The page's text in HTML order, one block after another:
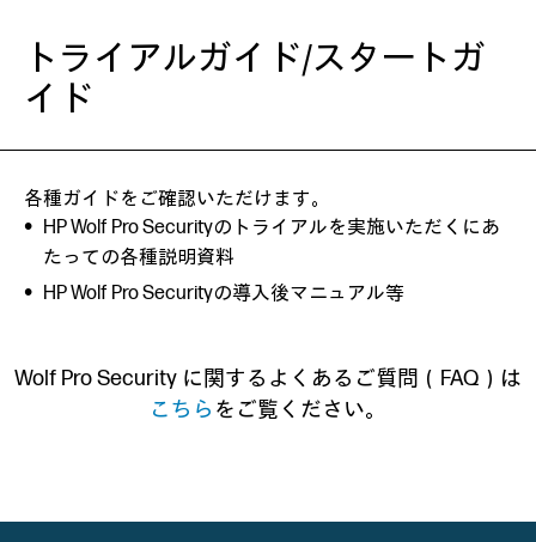
トライアルガイド/スタートガ
イド
各種ガイドをご確認いただけます。
HP Wolf Pro Securityのトライアルを実施いただくにあ
たっての各種説明資料
HP Wolf Pro Securityの導入後マニュアル等
Wolf Pro Security に関するよくあるご質問（FAQ）は
こちら をご覧ください。